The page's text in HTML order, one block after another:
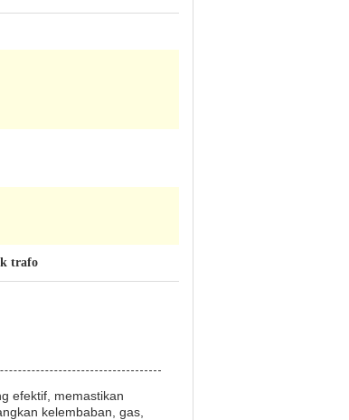
trafo
efektif, memastikan
kelembaban, gas,